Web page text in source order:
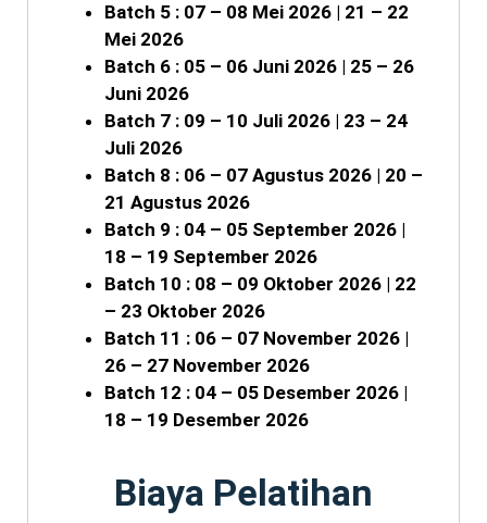
Batch 5 : 07 – 08 Mei 2026 | 21 – 22
Mei 2026
Batch 6 : 05 – 06 Juni 2026 | 25 – 26
Juni 2026
Batch 7 : 09 – 10 Juli 2026 | 23 – 24
Juli 2026
Batch 8 : 06 – 07 Agustus 2026 | 20 –
21 Agustus 2026
Batch 9 : 04 – 05 September 2026 |
18 – 19 September 2026
Batch 10 : 08 – 09 Oktober 2026 | 22
– 23 Oktober 2026
Batch 11 : 06 – 07 November 2026 |
26 – 27 November 2026
Batch 12 : 04 – 05 Desember 2026 |
18 – 19 Desember 2026
Biaya Pelatihan